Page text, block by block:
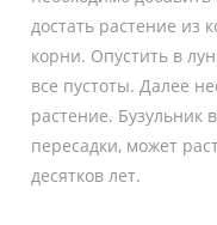
достать растение из
корни. Опустить в
все пустоты. Далее
растение. Бузульник
пересадки, может
десятков лет.